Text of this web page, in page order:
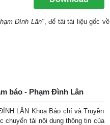
Đình Lân", để tải tài liệu gốc về
báo - Phạm Đình Lân
LÂN Khoa Báo chí và Truyền
chuyển tải nội dung thông tin của